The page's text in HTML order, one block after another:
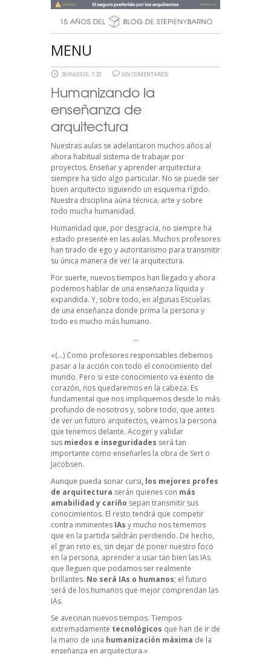
MENU
30/04/2026, 7:32 SIN COMENTARIOS
Humanizando la
enseñanza de
arquitectura
Nuestras aulas se adelantaron muchos años al
ahora habitual sistema de trabajar por
proyectos. Enseñar y aprender arquitectura
siempre ha sido algo particular. No se puede ser
buen arquitecto siguiendo un esquema rígido.
Nuestra disciplina aúna técnica, arte y sobre
todo mucha humanidad.
Humanidad que, por desgracia, no siempre ha
estado presente en las aulas. Muchos profesores
han tirado de ego y autoritarismo para transmitir
su única manera de ver la arquitectura.
Por suerte, nuevos tiempos han llegado y ahora
podemos hablar de una enseñanza líquida y
expandida. Y, sobre todo, en algunas Escuelas
de una enseñanza donde prima la persona y
todo es mucho más humano.
…
«(…) Como profesores responsables debemos
pasar a la acción con todo el conocimiento del
mundo. Pero si este conocimiento va exento de
corazón, nos quedaremos en la cabeza. Es
fundamental que nos impliquemos desde lo más
profundo de nosotros y, sobre todo, que antes
de ver un futuro arquitectos, veamos la persona
que tenemos delante. Acoger y validar
sus miedos e inseguridades será tan
importante como enseñarles la obra de Sert o
Jacobsen.
Aunque pueda sonar cursi, los mejores profes
de arquitectura serán quienes con más
amabilidad y cariño sepan transmitir sus
conocimientos. El resto tendrá que competir
contra inminentes IAs y mucho nos tememos
que en la partida saldrán perdiendo. De hecho,
el gran reto es, sin dejar de poner nuestro foco
en la persona, aprender a usar tan bien las IAs
que lleguen que podamos ser realmente
brillantes. No será IAs o humanos; el futuro
será de los humanos que mejor comprendan las
IAs.
Se avecinan nuevos tiempos. Tiempos
extremadamente tecnológicos que han de ir de
la mano de una humanización máxima de la
enseñanza en arquitectura.»